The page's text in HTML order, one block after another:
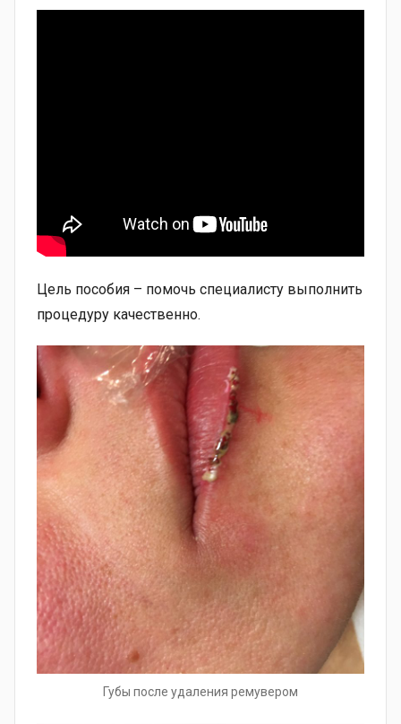
Цель пособия – помочь специалисту выполнить
процедуру качественно.
Губы после удаления ремувером